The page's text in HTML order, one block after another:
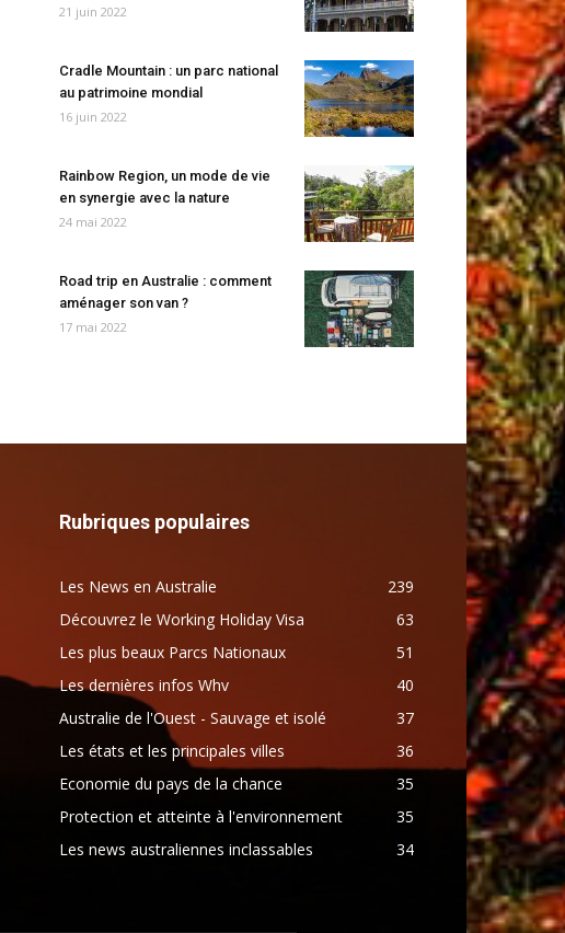
21 juin 2022
Cradle Mountain : un parc national
au patrimoine mondial
16 juin 2022
Rainbow Region, un mode de vie
en synergie avec la nature
24 mai 2022
Road trip en Australie : comment
aménager son van ?
17 mai 2022
Rubriques populaires
Les News en Australie
239
Découvrez le Working Holiday Visa
63
Les plus beaux Parcs Nationaux
51
Les dernières infos Whv
40
Australie de l'Ouest - Sauvage et isolé
37
Les états et les principales villes
36
Economie du pays de la chance
35
Protection et atteinte à l'environnement
35
Les news australiennes inclassables
34